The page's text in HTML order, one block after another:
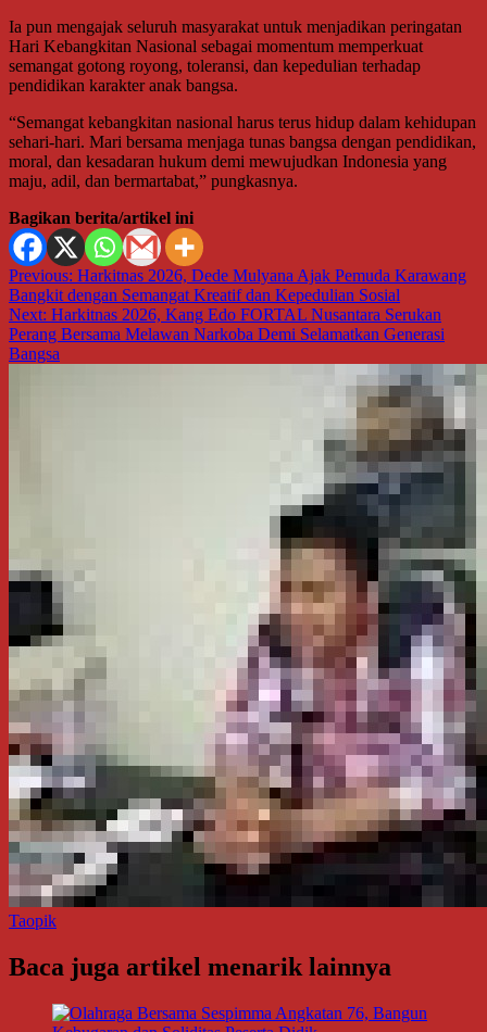
Ia pun mengajak seluruh masyarakat untuk menjadikan peringatan
Hari Kebangkitan Nasional sebagai momentum memperkuat
semangat gotong royong, toleransi, dan kepedulian terhadap
pendidikan karakter anak bangsa.
“Semangat kebangkitan nasional harus terus hidup dalam kehidupan
sehari-hari. Mari bersama menjaga tunas bangsa dengan pendidikan,
moral, dan kesadaran hukum demi mewujudkan Indonesia yang
maju, adil, dan bermartabat,” pungkasnya.
Bagikan berita/artikel ini
Navigasi
pos
Previous: Harkitnas 2026, Dede Mulyana Ajak Pemuda Karawang
Bangkit dengan Semangat Kreatif dan Kepedulian Sosial
Next: Harkitnas 2026, Kang Edo FORTAL Nusantara Serukan
Perang Bersama Melawan Narkoba Demi Selamatkan Generasi
Bangsa
Taopik
Baca juga artikel menarik lainnya